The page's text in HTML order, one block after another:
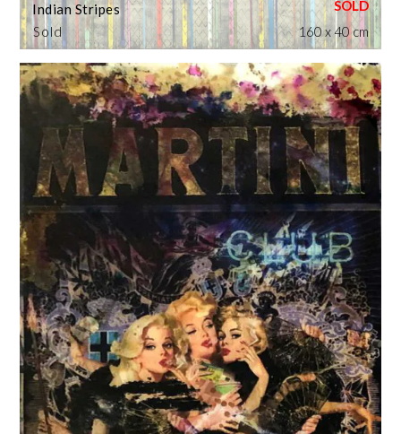
Sold
Indian Stripes
160 x 40 cm